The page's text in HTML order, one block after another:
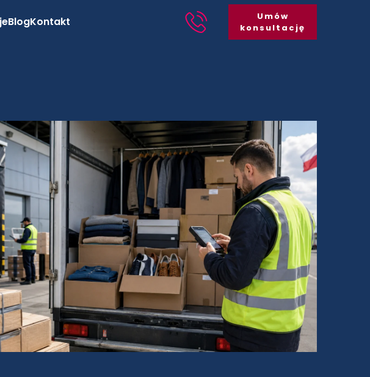
BlogKontakt
Umów
konsultację